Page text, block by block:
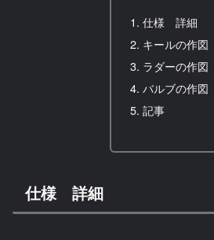
仕様 詳細
キールの作図
ラダーの作図
バルブの作図
記事
仕様 詳細